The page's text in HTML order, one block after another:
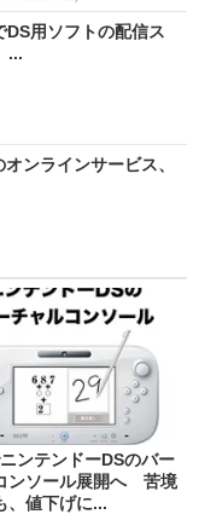
用ソフトの配信ス
...
ンラインサービス、
ンテンドーDSのバー
ンソール展開へ 苦境
、値下げに...